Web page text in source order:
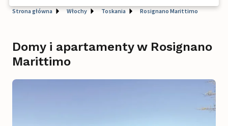
Strona główna Włochy Toskania Rosignano Marittimo
Domy i apartamenty w Rosignano
Marittimo